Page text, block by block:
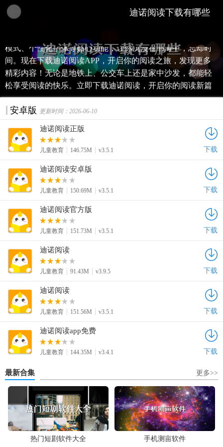
迪诺阅读，一款专为书迷打造的安卓阅读神器！无论是热门
模式、个性化字体等贴心功能，让你沉浸在书海中，忘却时
间。现在下载迪诺阅读APP，开启你的阅读之旅，发现更多
精彩内容！无论是地铁上、公交车上还是家中沙发，都能轻
松享受阅读的快乐。立即下载迪诺阅读，开启你的阅读新篇
章！
迪诺阅读下载有哪些
安卓版 更新时间：2026-06-10
迪诺阅读正版
儿童教育 146.75M v3.5.1 下载
迪诺阅读安卓版
儿童教育 150.69M v3.5.1 下载
迪诺阅读官方版
儿童教育 151.73M v3.5.1 下载
迪诺阅读
儿童教育 91.43M v3.9.5 下载
迪诺阅读
儿童教育 151.56M v3.5.1 下载
迪诺阅读app免费
儿童教育 144.35M v3.4.1 下载
最新合集 更多>>
热门短剧软件大全 手机测亩软件